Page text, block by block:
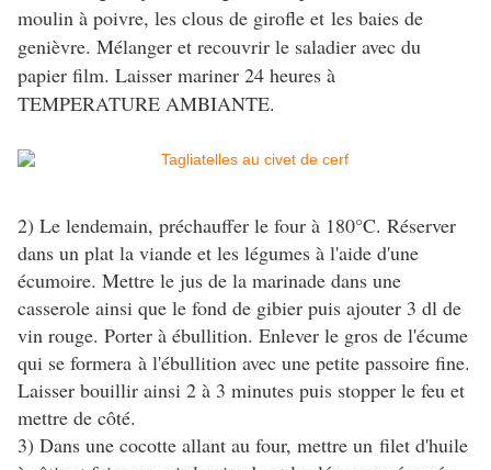
moulin à poivre, les clous de girofle et les baies de
genièvre. Mélanger et recouvrir le saladier avec du
papier film. Laisser mariner 24 heures à
TEMPERATURE AMBIANTE.
2) Le lendemain, préchauffer le four à 180°C. Réserver
dans un plat la viande et les légumes à l'aide d'une
écumoire. Mettre le jus de la marinade dans une
casserole ainsi que le fond de gibier puis ajouter 3 dl de
vin rouge. Porter à ébullition. Enlever le gros de l'écume
qui se formera à l'ébullition avec une petite passoire fine.
Laisser bouillir ainsi 2 à 3 minutes puis stopper le feu et
mettre de côté.
3) Dans une cocotte allant au four, mettre un filet d'huile